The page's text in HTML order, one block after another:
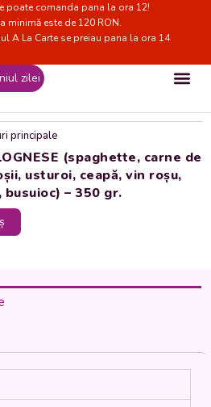
poate comanda pana la ora 12!
minimă este de 120 RON.
A La Carte se preiau pana la ora 14
zilei
principale
(spaghette, carne de
usturoi, ceapă, vin roșu,
– 350 gr.